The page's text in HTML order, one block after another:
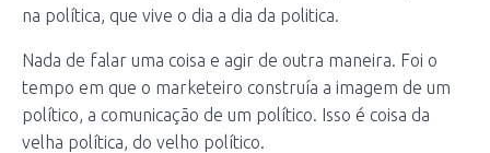
na política, que vive o dia a dia da politica.
Nada de falar uma coisa e agir de outra maneira. Foi o
tempo em que o marketeiro construía a imagem de um
político, a comunicação de um político. Isso é coisa da
velha política, do velho político.